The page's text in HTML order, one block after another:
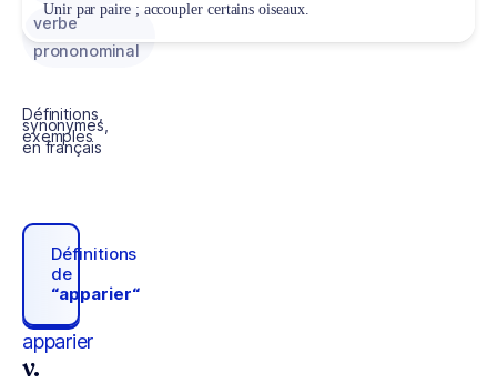
verbe
prononominal
Définitions,
synonymes,
exemples
en français
Définitions
de
“apparier“
apparier
v.
Unir par paire ; accoupler certains oiseaux.